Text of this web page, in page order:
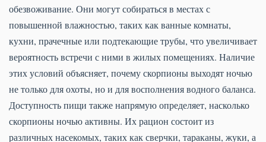
обезвоживание. Они могут собираться в местах с
повышенной влажностью, таких как ванные комнаты,
кухни, прачечные или подтекающие трубы, что увеличивает
вероятность встречи с ними в жилых помещениях. Наличие
этих условий объясняет, почему скорпионы выходят ночью
не только для охоты, но и для восполнения водного баланса.
Доступность пищи также напрямую определяет, насколько
скорпионы ночью активны. Их рацион состоит из
различных насекомых, таких как сверчки, тараканы, жуки, а